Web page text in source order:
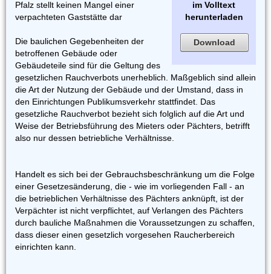
im Volltext
herunterladen
Download
Pfalz stellt keinen Mangel einer
verpachteten Gaststätte dar
Die baulichen Gegebenheiten der
betroffenen Gebäude oder
Gebäudeteile sind für die Geltung des
gesetzlichen Rauchverbots unerheblich. Maßgeblich sind allein
die Art der Nutzung der Gebäude und der Umstand, dass in
den Einrichtungen Publikumsverkehr stattfindet. Das
gesetzliche Rauchverbot bezieht sich folglich auf die Art und
Weise der Betriebsführung des Mieters oder Pächters, betrifft
also nur dessen betriebliche Verhältnisse.
Handelt es sich bei der Gebrauchsbeschränkung um die Folge
einer Gesetzesänderung, die - wie im vorliegenden Fall - an
die betrieblichen Verhältnisse des Pächters anknüpft, ist der
Verpächter ist nicht verpflichtet, auf Verlangen des Pächters
durch bauliche Maßnahmen die Voraussetzungen zu schaffen,
dass dieser einen gesetzlich vorgesehen Raucherbereich
einrichten kann.